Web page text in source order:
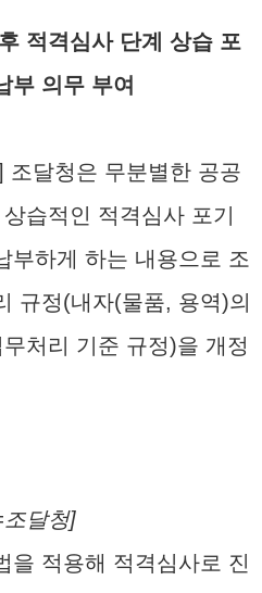
적격심사 단계 상습 포
부 의무 부여
조달청은 무분별한 공공
습적인 적격심사 포기
부하게 하는 내용으로 조
규정(내자(물품, 용역)의
처리 기준 규정)을 개정
달청]
을 적용해 적격심사로 진